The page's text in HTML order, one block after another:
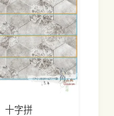
十字拼